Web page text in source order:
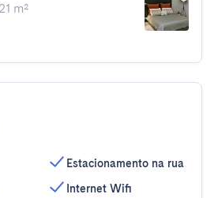
21 m²
Estacionamento na rua
Internet Wifi